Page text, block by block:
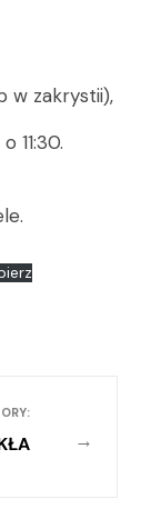
w zakrystii),
11:30.
→